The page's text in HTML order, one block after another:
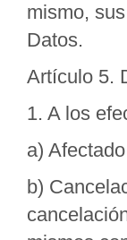
mismo,
Datos.
Artículo 5.
1. A los
a)
b)